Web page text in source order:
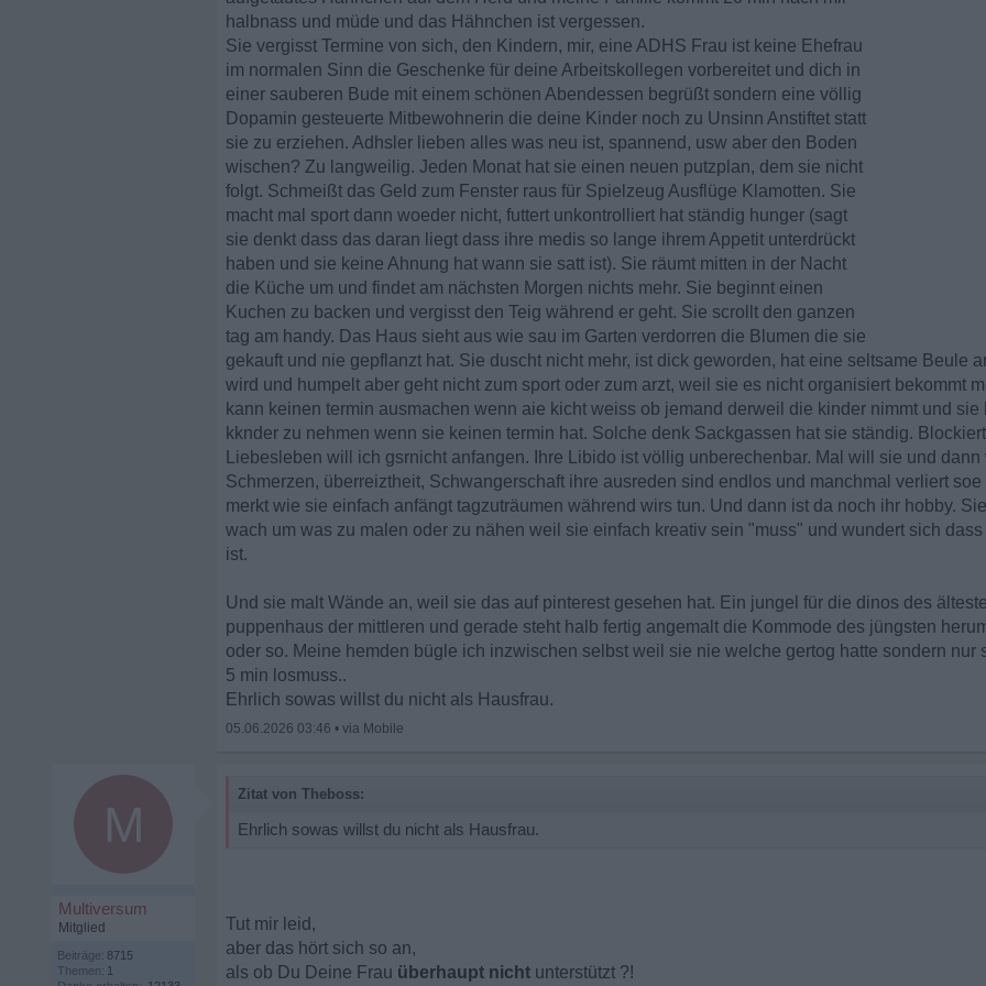
halbnass und müde und das Hähnchen ist vergessen.
Sie vergisst Termine von sich, den Kindern, mir, eine ADHS Frau ist keine Ehefrau
im normalen Sinn die Geschenke für deine Arbeitskollegen vorbereitet und dich in
einer sauberen Bude mit einem schönen Abendessen begrüßt sondern eine völlig
Dopamin gesteuerte Mitbewohnerin die deine Kinder noch zu Unsinn Anstiftet statt
sie zu erziehen. Adhsler lieben alles was neu ist, spannend, usw aber den Boden
wischen? Zu langweilig. Jeden Monat hat sie einen neuen putzplan, dem sie nicht
folgt. Schmeißt das Geld zum Fenster raus für Spielzeug Ausflüge Klamotten. Sie
macht mal sport dann woeder nicht, futtert unkontrolliert hat ständig hunger (sagt
sie denkt dass das daran liegt dass ihre medis so lange ihrem Appetit unterdrückt
haben und sie keine Ahnung hat wann sie satt ist). Sie räumt mitten in der Nacht
die Küche um und findet am nächsten Morgen nichts mehr. Sie beginnt einen
Kuchen zu backen und vergisst den Teig während er geht. Sie scrollt den ganzen
tag am handy. Das Haus sieht aus wie sau im Garten verdorren die Blumen die sie
gekauft und nie gepflanzt hat. Sie duscht nicht mehr, ist dick geworden, hat eine seltsame Beule
wird und humpelt aber geht nicht zum sport oder zum arzt, weil sie es nicht organisiert bekommt
kann keinen termin ausmachen wenn aie kicht weiss ob jemand derweil die kinder nimmt und
kknder zu nehmen wenn sie keinen termin hat. Solche denk Sackgassen hat sie ständig.
Liebesleben will ich gsrnicht anfangen. Ihre Libido ist völlig unberechenbar. Mal will sie und
Schmerzen, überreiztheit, Schwangerschaft ihre ausreden sind endlos und manchmal verliert
merkt wie sie einfach anfängt tagzuträumen während wirs tun. Und dann ist da noch ihr hobby.
wach um was zu malen oder zu nähen weil sie einfach kreativ sein "muss" und wundert sich
ist.
Und sie malt Wände an, weil sie das auf pinterest gesehen hat. Ein jungel für die dinos des
puppenhaus der mittleren und gerade steht halb fertig angemalt die Kommode des jüngsten
oder so. Meine hemden bügle ich inzwischen selbst weil sie nie welche gertog hatte sondern nur
5 min losmuss..
Ehrlich sowas willst du nicht als Hausfrau.
05.06.2026 03:46 •
M
Multiversum
Mitglied
Beiträge: 8715
Themen: 1
Zitat von Theboss:
Ehrlich sowas willst du nicht als Hausfrau.
Tut mir leid,
aber das hört sich so an,
als ob Du Deine Frau überhaupt nicht unterstützt ?!